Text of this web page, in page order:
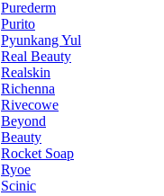
Purederm
Purito
Pyunkang Yul
Real Beauty
Realskin
Richenna
Rivecowe
Beyond
Beauty
Rocket Soap
Ryoe
Scinic